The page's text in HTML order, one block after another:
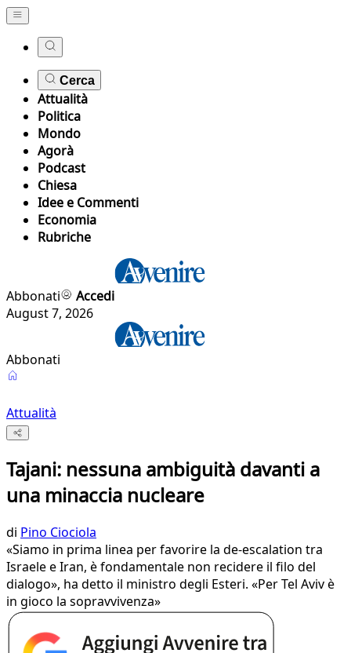
Cerca
Attualità
Politica
Mondo
Agorà
Podcast
Chiesa
Idee e Commenti
Economia
Rubriche
Abbonati
Accedi
August 7, 2026
Abbonati
Attualità
Tajani: nessuna ambiguità davanti a
una minaccia nucleare
di Pino Ciociola
«Siamo in prima linea per favorire la de-escalation tra
Israele e Iran, è fondamentale non recidere il filo del
dialogo», ha detto il ministro degli Esteri. «Per Tel Aviv è
in gioco la sopravvivenza»